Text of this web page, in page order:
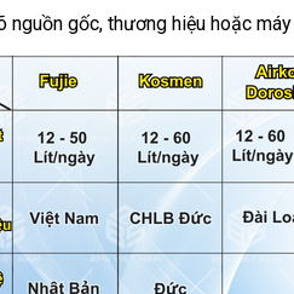
nguồn gốc, thương hiệu hoặc